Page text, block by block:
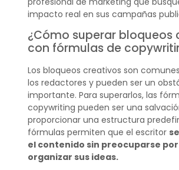
impacto real en sus campañas
¿Cómo superar bloqueos
con fórmulas de
Los bloqueos creativos son
los redactores y pueden ser un
importante. Para superarlos, las
copywriting pueden ser una
proporcionar una estructura
fórmulas permiten que el escritor
el contenido sin preocuparse
organizar sus ideas.